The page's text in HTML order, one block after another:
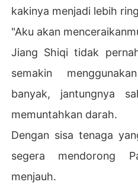
kakinya menjadi lebih
"Aku akan
Jiang Shiqi tidak
semakin
banyak, jantungnya
memuntahkan darah.
Dengan sisa tenaga
segera mendorong
menjauh.